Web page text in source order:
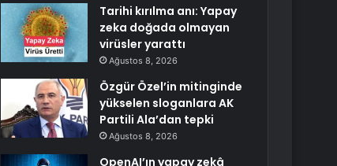
Tarihi kırılma anı: Yapay
zeka doğada olmayan
virüsler yarattı
Ağustos 8, 2026
Özgür Özel’in mitinginde
yükselen sloganlara AK
Partili Ala’dan tepki
Ağustos 8, 2026
OpenAI’ın yapay zekâ